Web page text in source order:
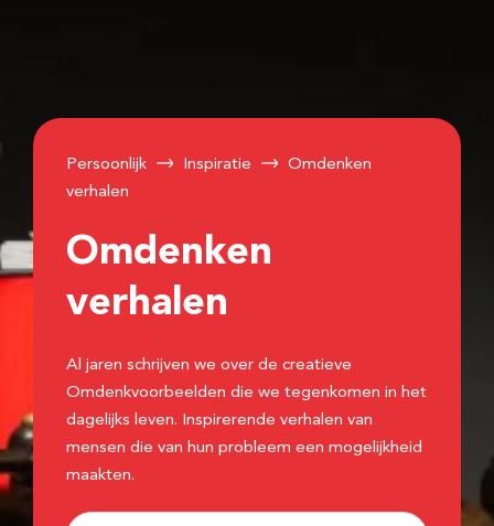
Persoonlijk Inspiratie
Omdenken
verhalen
Omdenken
verhalen
Al jaren schrijven we over de creatieve
Omdenkvoorbeelden die we tegenkomen in het
dagelijks leven. Inspirerende verhalen van
mensen die van hun probleem een mogelijkheid
maakten.